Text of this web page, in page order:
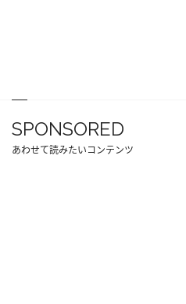
SPONSORED
あわせて読みたいコンテンツ